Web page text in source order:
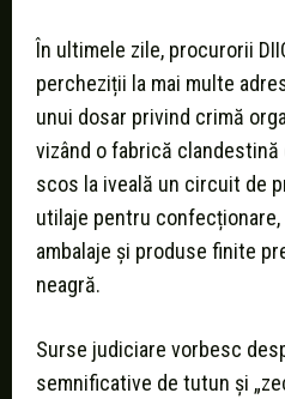
În ultimele zile, procurorii
percheziții la mai multe
unui dosar privind crimă
vizând o fabrică
scos la iveală un circuit de
utilaje pentru
ambalaje și produse finite
neagră.
Surse judiciare vorbesc
semnificative de tutun și